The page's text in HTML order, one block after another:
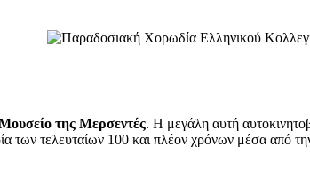
της Μερσεντές. Η μεγάλη αυτή
των τελευταίων 100 και πλέον χρόνων μέσα από